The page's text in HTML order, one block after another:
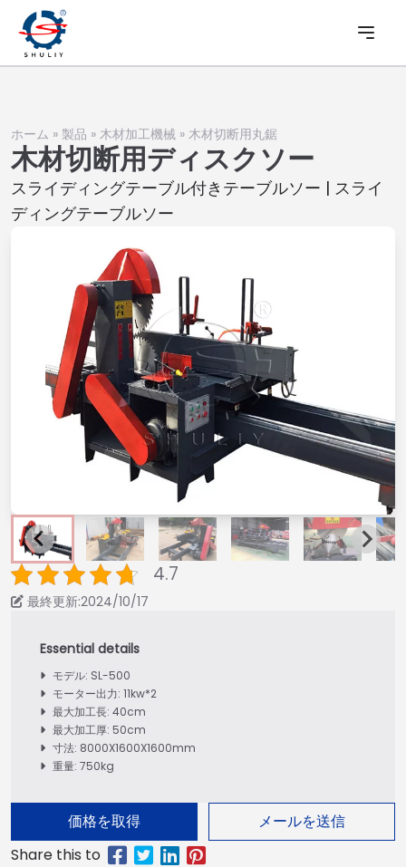
ホーム » 製品 » 木材加工機械 » 木材切断用丸鋸
木材切断用ディスクソー
スライディングテーブル付きテーブルソー | スライ
ディングテーブルソー
4.7
最終更新:2024/10/17
モデル: SL-500
モーター出力: 11kw*2
最大加工長: 40cm
最大加工厚: 50cm
寸法: 8000X1600X1600mm
重量: 750kg
価格を取得 メールを送信